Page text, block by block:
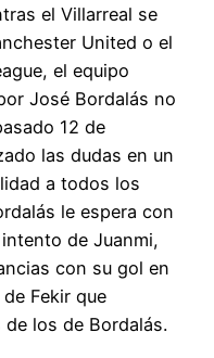
el Villarreal se
United o el
el equipo
José Bordalás no
12 de
las dudas en un
a todos los
le espera con
de Juanmi,
con su gol en
Fekir que
los de Bordalás.